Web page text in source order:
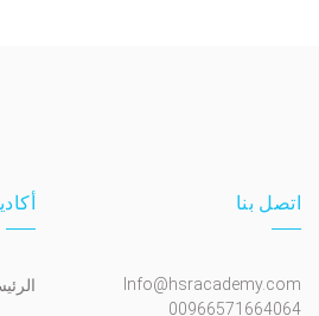
اتصل بنا
Info@hsracademy.com
00966571664064